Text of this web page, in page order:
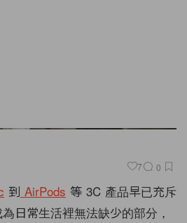
7 0
到 AirPods 等 3C 產品早已充斥
日常生活裡無法缺少的部分，